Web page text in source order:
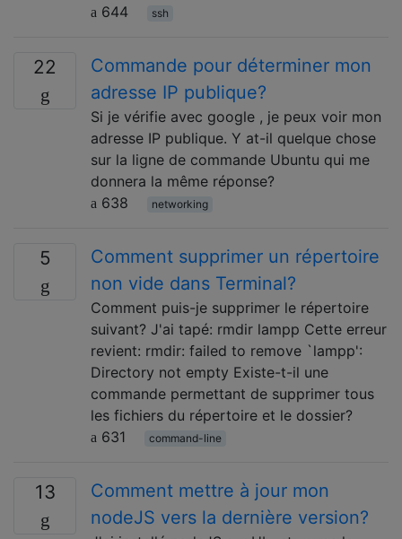
644
ssh
22
Commande pour déterminer mon
adresse IP publique?
Si je vérifie avec google , je peux voir mon
adresse IP publique. Y at-il quelque chose
sur la ligne de commande Ubuntu qui me
donnera la même réponse?
638
networking
5
Comment supprimer un répertoire
non vide dans Terminal?
Comment puis-je supprimer le répertoire
suivant? J'ai tapé: rmdir lampp Cette erreur
revient: rmdir: failed to remove `lampp':
Directory not empty Existe-t-il une
commande permettant de supprimer tous
les fichiers du répertoire et le dossier?
631
command-line
13
Comment mettre à jour mon
nodeJS vers la dernière version?